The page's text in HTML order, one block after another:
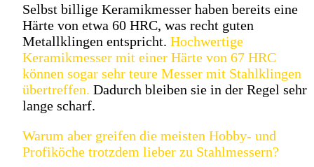
Selbst billige Keramikmesser haben bereits eine
Härte von etwa 60 HRC, was recht guten
Metallklingen entspricht. Hochwertige
Keramikmesser mit einer Härte von 67 HRC
können sogar sehr teure Messer mit Stahlklingen
übertreffen. Dadurch bleiben sie in der Regel sehr
lange scharf.
Warum aber greifen die meisten Hobby- und
Profiköche trotzdem lieber zu Stahlmessern?